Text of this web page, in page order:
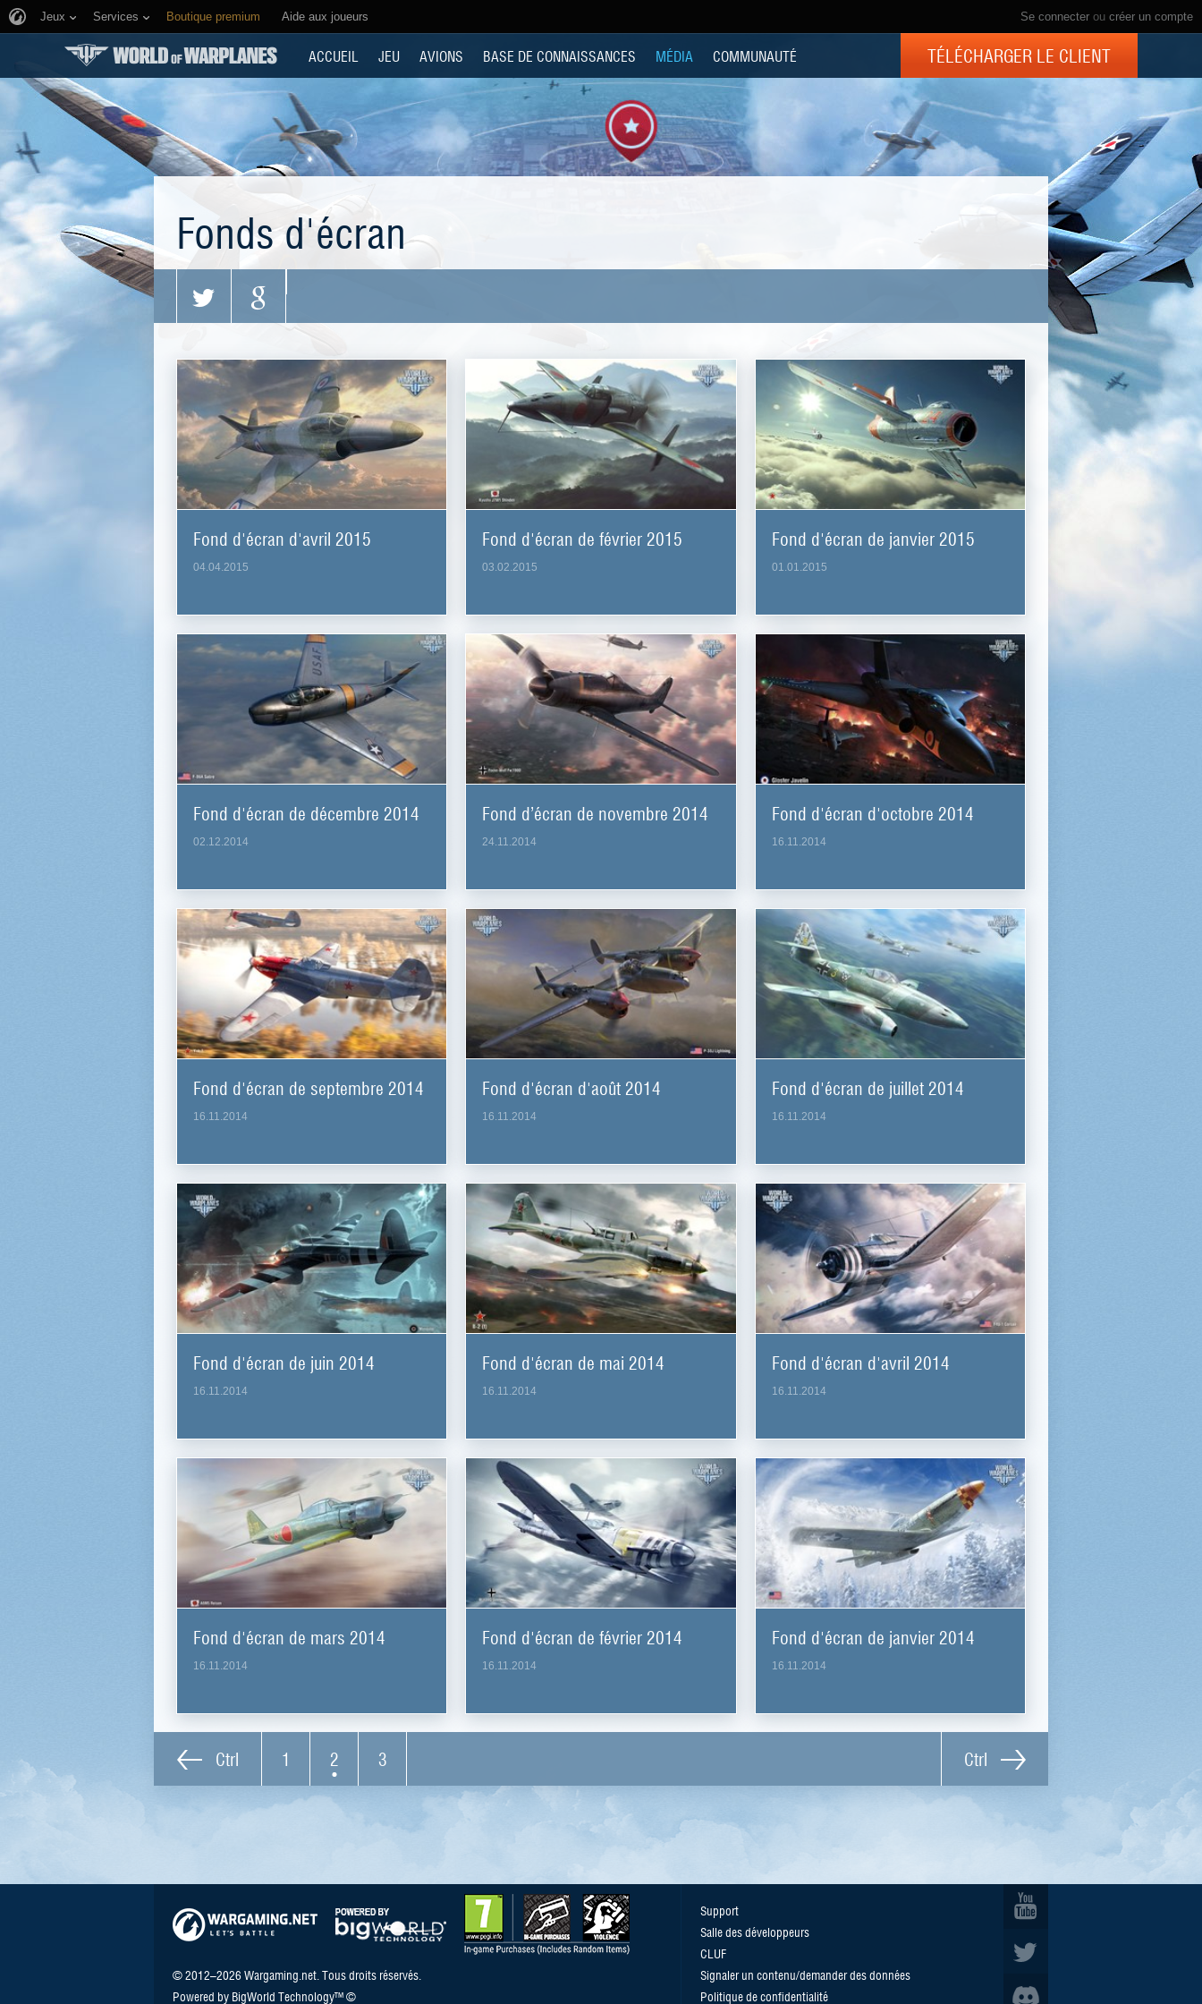
Se connecter ou créer un compte
Jeux Services Boutique premium Aide aux joueurs
ACCUEIL JEU AVIONS BASE DE CONNAISSANCES MÉDIA COMMUNAUTÉ TÉLÉCHARGER LE CLIENT
Fonds d'écran
Fond d'écran d'avril 2015
04.04.2015
Fond d'écran de février 2015
03.02.2015
Fond d'écran de janvier 2015
01.01.2015
Fond d'écran de décembre 2014
02.12.2014
Fond d’écran de novembre 2014
24.11.2014
Fond d'écran d'octobre 2014
16.11.2014
Fond d'écran de septembre 2014
16.11.2014
Fond d'écran d'août 2014
16.11.2014
Fond d'écran de juillet 2014
16.11.2014
Fond d'écran de juin 2014
16.11.2014
Fond d'écran de mai 2014
16.11.2014
Fond d'écran d'avril 2014
16.11.2014
Fond d'écran de mars 2014
16.11.2014
Fond d'écran de février 2014
16.11.2014
Fond d'écran de janvier 2014
16.11.2014
Ctrl 1 2 3 Ctrl
© 2012–2026 Wargaming.net. Tous droits réservés.
Powered by BigWorld Technology™ ©
Support
Salle des développeurs
CLUF
Signaler un contenu/demander des données
Politique de confidentialité